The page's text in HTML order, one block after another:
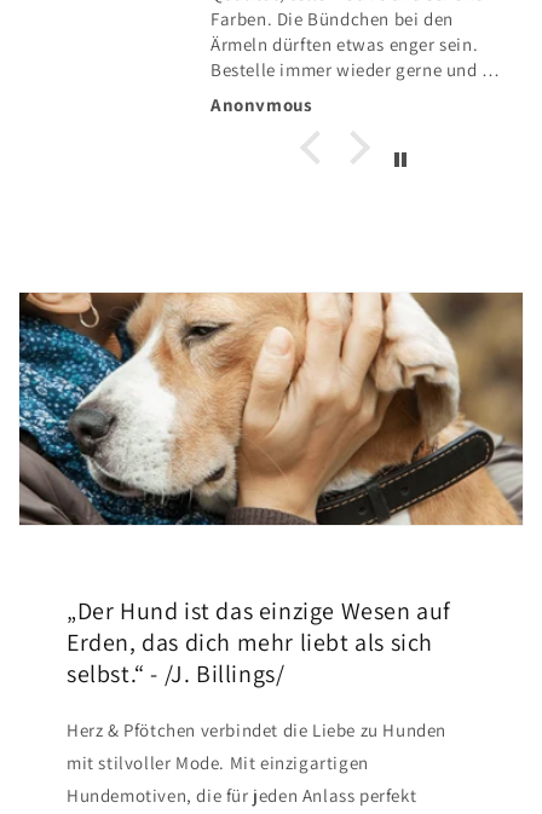
Farben. Die Bündchen bei den
Ärmeln dürften etwas enger sein.
Bestelle immer wieder gerne und die
Lieferung in die Schweiz klappt auch
Anonymous
„Der Hund ist das einzige Wesen auf
Erden, das dich mehr liebt als sich
selbst.“ - /J. Billings/
Herz & Pfötchen verbindet die Liebe zu Hunden
mit stilvoller Mode. Mit einzigartigen
Hundemotiven, die für jeden Anlass perfekt